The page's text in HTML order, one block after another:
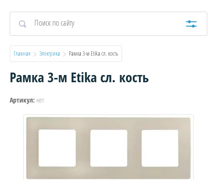
Главная Электрика
  Рамка 3-м Etika сл. кость
Рамка 3-м Etika сл. кость
Артикул: нет